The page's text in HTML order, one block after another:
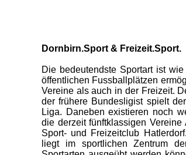
Dornbirn.Sport & Freizeit.Sport.
Die bedeutendste Sportart ist
öffentlichen Fussballplätzen
Vereine als auch in der Freizeit.
der frühere Bundesligist spielt
Liga. Daneben existieren noch
die derzeit fünftklassigen
Sport- und Freizeitclub
liegt im sportlichen Zentrum